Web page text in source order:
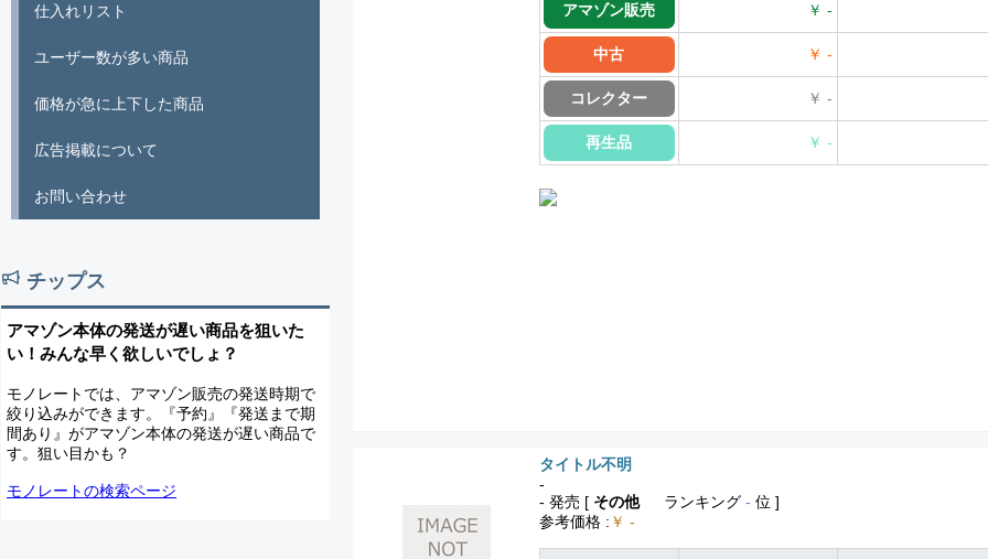
アマゾン販売 ￥ -
中古 ￥ -
コレクター ￥ -
再生品 ￥ -
タイトル不明
-
- 発売 [ その他 ランキング - 位 ]
参考価格 : ￥ -
仕入れリスト
ユーザー数が多い商品
価格が急に上下した商品
広告掲載について
お問い合わせ
チップス
アマゾン本体の発送が遅い商品を狙いた
い！みんな早く欲しいでしょ？
モノレートでは、アマゾン販売の発送時期で
絞り込みができます。『予約』『発送まで期
間あり』がアマゾン本体の発送が遅い商品で
す。狙い目かも？
モノレートの検索ページ